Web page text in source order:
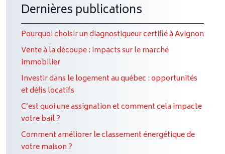
Dernières publications
Pourquoi choisir un diagnostiqueur certifié à Avignon
Vente à la découpe : impacts sur le marché
immobilier
Investir dans le logement au québec : opportunités
et défis locatifs
C’est quoi une assignation et comment cela impacte
votre bail ?
Comment améliorer le classement énergétique de
votre maison ?